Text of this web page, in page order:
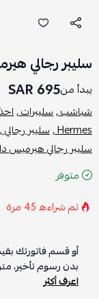
سليبر رجالي
يبدأ من695 SAR
شباشب ,سليبرات ,
Hermes , سليبر رجالي ,
سليبر رجالي هيرميس
متوفر
تم شراءه45 مرة
أو قسم فاتورتك
بدون رسوم تأخير،
اعرف أكثر